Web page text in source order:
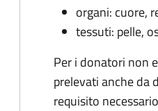
organi: cuore,
tessuti: pelle,
Per i donatori non
prelevati anche da
requisito